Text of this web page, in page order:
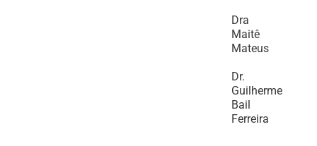
Dra
Maitê
Mateus
Dr.
Guilherme
Bail
Ferreira